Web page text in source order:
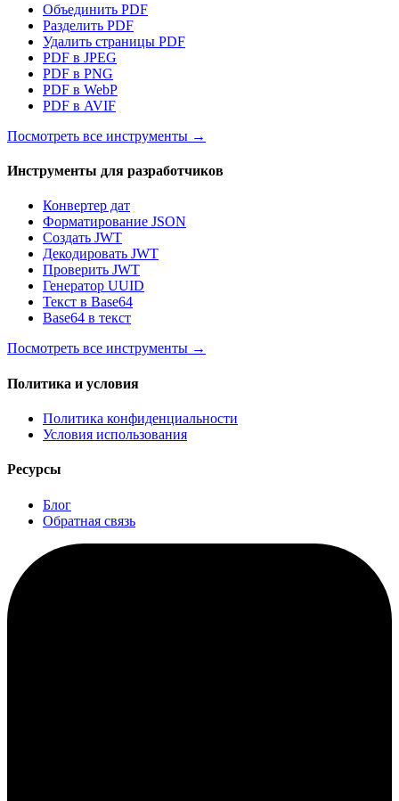
Объединить PDF
Разделить PDF
Удалить страницы PDF
PDF в JPEG
PDF в PNG
PDF в WebP
PDF в AVIF
Посмотреть все инструменты →
Инструменты для разработчиков
Конвертер дат
Форматирование JSON
Создать JWT
Декодировать JWT
Проверить JWT
Генератор UUID
Текст в Base64
Base64 в текст
Посмотреть все инструменты →
Политика и условия
Политика конфиденциальности
Условия использования
Ресурсы
Блог
Обратная связь